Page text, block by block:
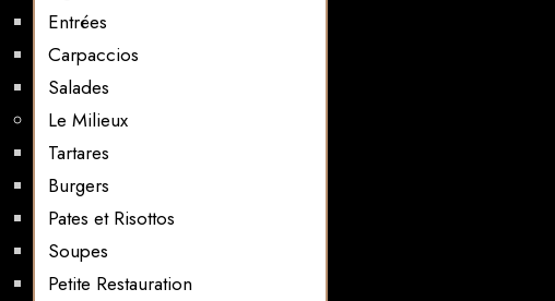
Entrées
Carpaccios
Salades
Le Milieux
Tartares
Burgers
Pates et Risottos
Soupes
Petite Restauration